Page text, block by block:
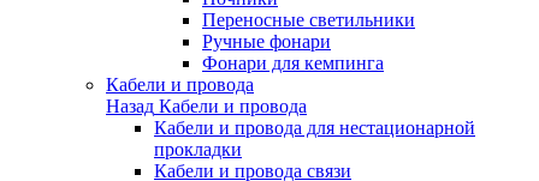
Переносные светильники
Ручные фонари
Фонари для кемпинга
Кабели и провода
Назад Кабели и провода
Кабели и провода для нестационарной
прокладки
Кабели и провода связи